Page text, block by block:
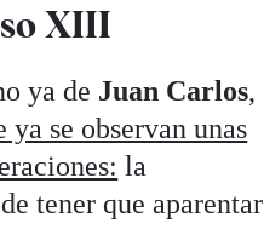
XIII
ya de Juan Carlos,
ya se observan unas
la
tener que aparentar